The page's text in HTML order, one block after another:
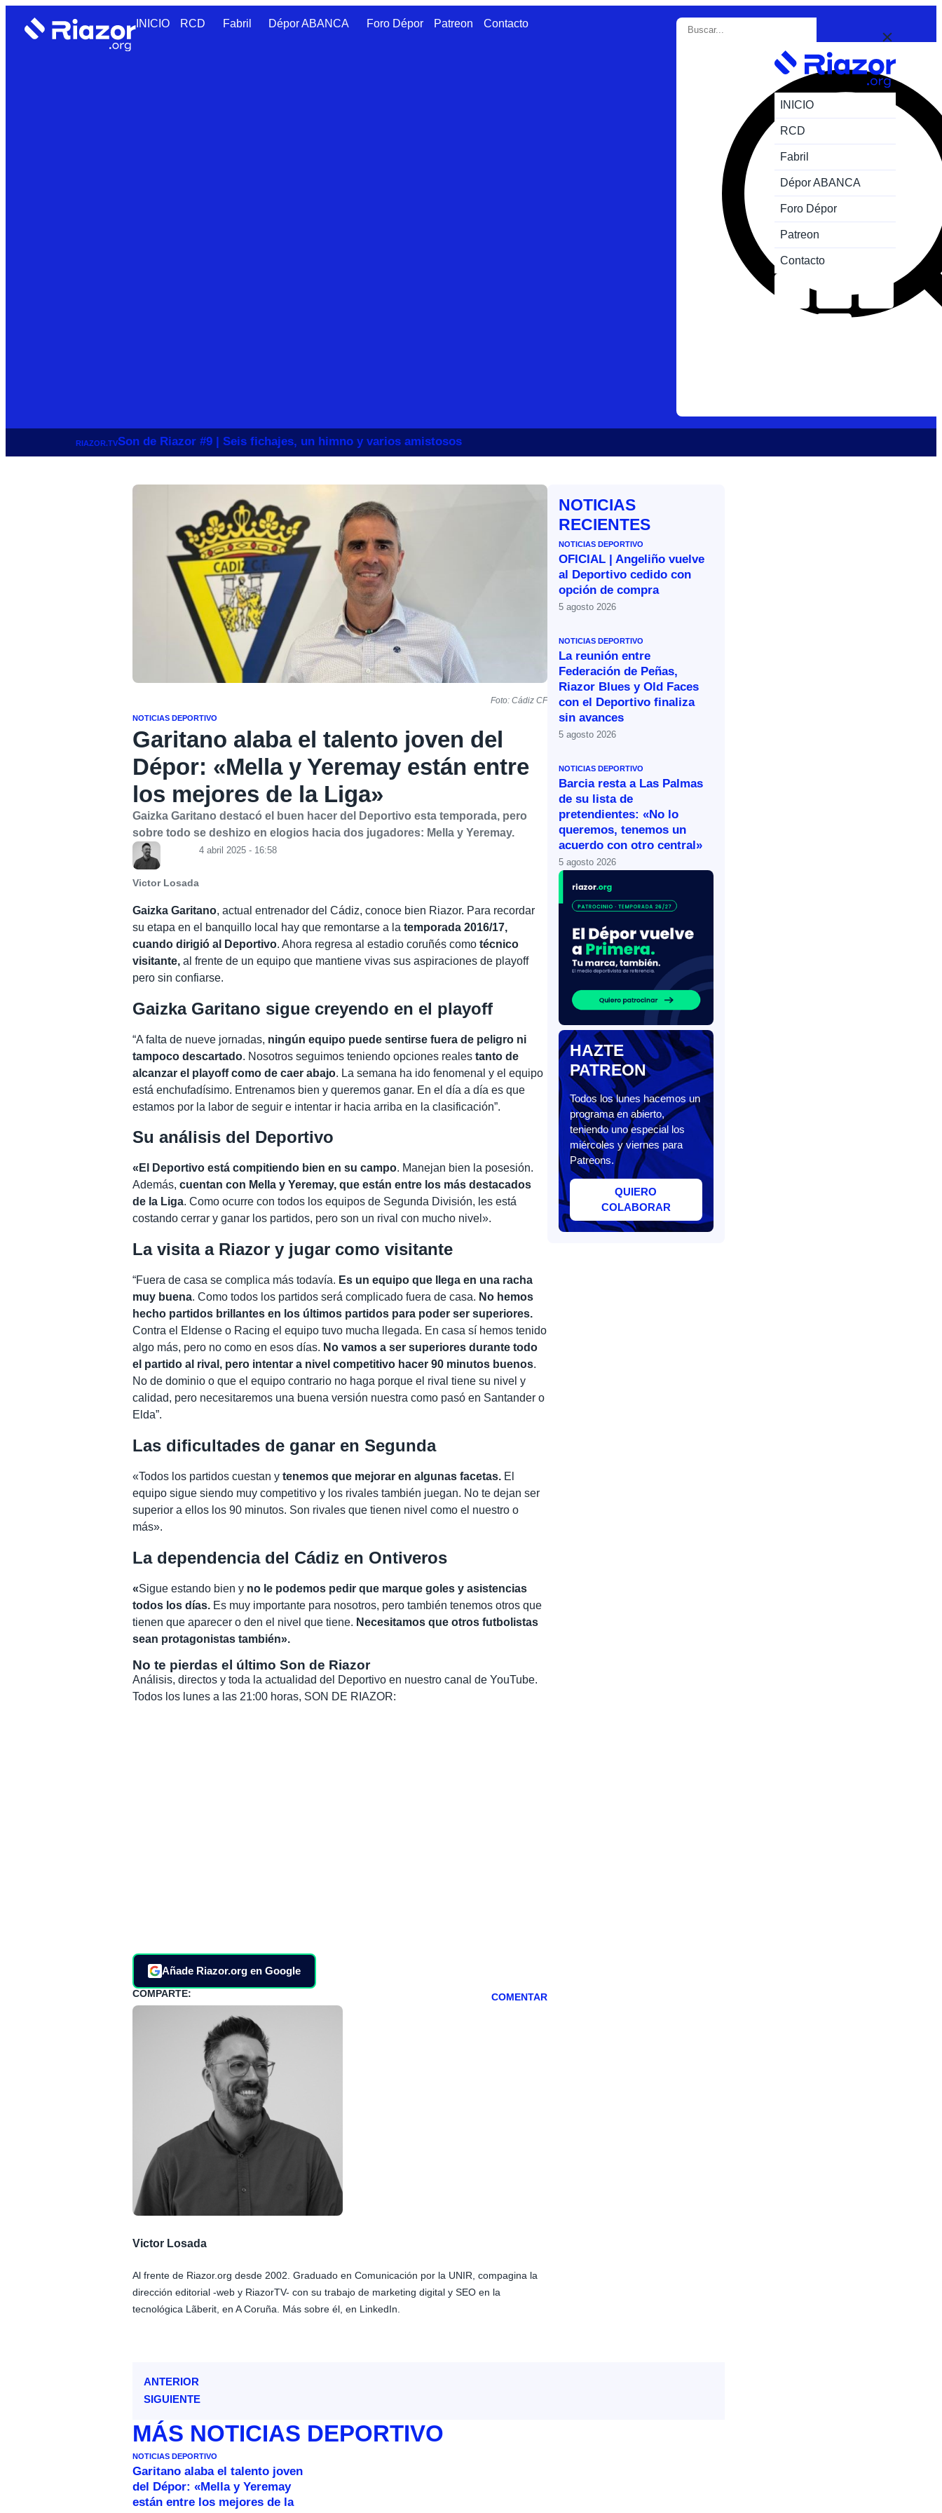
INICIO RCD Fabril Dépor ABANCA Foro Dépor Patreon Contacto
INICIO
RCD
Fabril
Dépor ABANCA
Foro Dépor
Patreon
Contacto
RIAZOR.TVSon de Riazor #9 | Seis fichajes, un himno y varios amistosos
Foto: Cádiz CF
NOTICIAS DEPORTIVO
Garitano alaba el talento joven del
Dépor: «Mella y Yeremay están entre
los mejores de la Liga»
Gaizka Garitano destacó el buen hacer del Deportivo esta temporada, pero
sobre todo se deshizo en elogios hacia dos jugadores: Mella y Yeremay.
Victor Losada
4 abril 2025 - 16:58
Gaizka Garitano, actual entrenador del Cádiz, conoce bien Riazor. Para recordar
su etapa en el banquillo local hay que remontarse a latemporada 2016/17,
cuando dirigió al Deportivo. Ahora regresa al estadio coruñés comotécnico
visitante, al frente de un equipo que mantiene vivas sus aspiraciones de playoff
pero sin confiarse.
Gaizka Garitano sigue creyendo en el playoff
“A falta de nueve jornadas, ningún equipo puede sentirse fuera de peligro ni
tampoco descartado. Nosotros seguimos teniendo opciones realestanto de
alcanzar el playoff como de caer abajo. La semana ha ido fenomenal y el equipo
está enchufadísimo. Entrenamos bien y queremos ganar. En el día a día es que
estamos por la labor de seguir e intentar ir hacia arriba en la clasificación”.
Su análisis del Deportivo
«El Deportivo está compitiendo bien en su campo. Manejan bien la posesión.
Además,cuentan con Mella y Yeremay, que están entre los más destacados
de la Liga. Como ocurre con todos los equipos de Segunda División, les está
costando cerrar y ganar los partidos, pero son un rival con mucho nivel».
La visita a Riazor y jugar como visitante
“Fuera de casa se complica más todavía. Es un equipo que llega en una racha
muy buena. Como todos los partidos será complicado fuera de casa. No hemos
hecho partidos brillantes en los últimos partidos para poder ser superiores.
Contra el Eldense o Racing el equipo tuvo mucha llegada. En casa sí hemos tenido
algo más, pero no como en esos días. No vamos a ser superiores durante todo
el partido al rival, pero intentar a nivel competitivo hacer 90 minutos buenos.
No de dominio o que el equipo contrario no haga porque el rival tiene su nivel y
calidad, pero necesitaremos una buena versión nuestra como pasó en Santander o
Elda”.
Las dificultades de ganar en Segunda
«Todos los partidos cuestan ytenemos que mejorar en algunas facetas. El
equipo sigue siendo muy competitivo y los rivales también juegan. No te dejan ser
superior a ellos los 90 minutos. Son rivales que tienen nivel como el nuestro o
más».
La dependencia del Cádiz en Ontiveros
«Sigue estando bien y no le podemos pedir que marque goles y asistencias
todos los días. Es muy importante para nosotros, pero también tenemos otros que
tienen que aparecer o den el nivel que tiene. Necesitamos que otros futbolistas
sean protagonistas también».
No te pierdas el último Son de Riazor
Análisis, directos y toda la actualidad del Deportivo en nuestro canal de YouTube.
Todos los lunes a las 21:00 horas, SON DE RIAZOR:
Añade Riazor.org en Google
COMPARTE: COMENTAR
Victor Losada
Al frente de Riazor.org desde 2002. Graduado en Comunicación por la UNIR, compagina la
dirección editorial -web y RiazorTV- con su trabajo de marketing digital y SEO en la
tecnológica Lãberit, en A Coruña. Más sobre él, en LinkedIn.
NOTICIAS
RECIENTES
NOTICIAS DEPORTIVO
OFICIAL | Angeliño vuelve
al Deportivo cedido con
opción de compra
5 agosto 2026
NOTICIAS DEPORTIVO
La reunión entre
Federación de Peñas,
Riazor Blues y Old Faces
con el Deportivo finaliza
sin avances
5 agosto 2026
NOTICIAS DEPORTIVO
Barcia resta a Las Palmas
de su lista de
pretendientes: «No lo
queremos, tenemos un
acuerdo con otro central»
5 agosto 2026
HAZTE
PATREON
Todos los lunes hacemos un
programa en abierto,
teniendo uno especial los
miércoles y viernes para
Patreons.
QUIERO
COLABORAR
ANTERIOR
SIGUIENTE
MÁS NOTICIAS DEPORTIVO
NOTICIAS DEPORTIVO
Garitano alaba el talento joven
del Dépor: «Mella y Yeremay
están entre los mejores de la